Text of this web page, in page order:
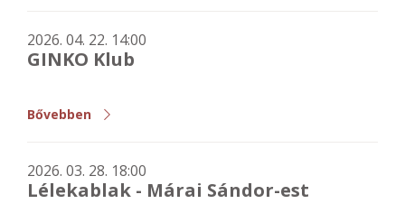
2026. 04. 22. 14:00
GINKO Klub
Bővebben
2026. 03. 28. 18:00
Lélekablak - Márai Sándor-est